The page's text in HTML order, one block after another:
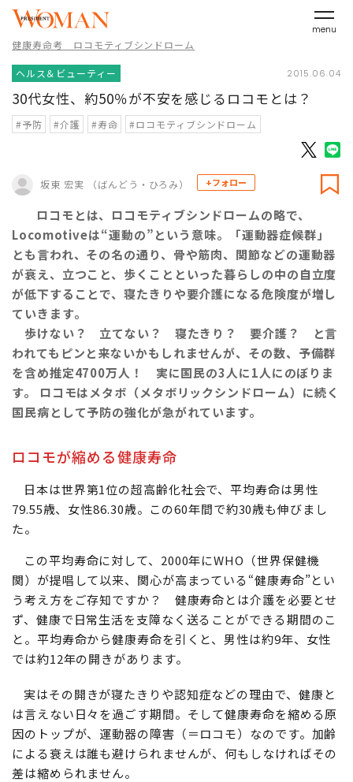
menu
健康寿命考 ロコモティブシンドローム
ヘルス＆ビューティー 2015.06.04
30代女性、約50％が不安を感じるロコモとは？
#予防 #介護 #寿命 #ロコモティブシンドローム
坂東 宏実 （ばんどう・ひろみ） +フォロー
ロコモとは、ロコモティブシンドロームの略で、
Locomotiveは“運動の”という意味。「運動器症候群」
とも言われ、その名の通り、骨や筋肉、関節などの運動器
が衰え、立つこと、歩くことといった暮らしの中の自立度
が低下することで、寝たきりや要介護になる危険度が増し
ていきます。
歩けない？ 立てない？ 寝たきり？ 要介護？ と言
われてもピンと来ないかもしれませんが、その数、予備群
を含め推定4700万人！ 実に国民の3人に1人にのぼりま
す。 ロコモはメタボ（メタボリックシンドローム）に続く
国民病として予防の強化が急がれています。
ロコモが縮める健康寿命
日本は世界第1位の超高齢化社会で、平均寿命は男性
79.55歳、女性86.30歳。この60年間で約30歳も伸びまし
た。
この平均寿命に対して、2000年にWHO（世界保健機
関）が提唱して以来、関心が高まっている“健康寿命”とい
う考え方をご存知ですか？ 健康寿命とは介護を必要とせ
ず、健康で日常生活を支障なく送ることができる期間のこ
と。平均寿命から健康寿命を引くと、男性は約9年、女性
では約12年の開きがあります。
実はその開きが寝たきりや認知症などの理由で、健康と
は言えない日々を過ごす期間。そして健康寿命を縮める原
因のトップが、運動器の障害（＝ロコモ）なのです。加齢
による衰えは誰も避けられませんが、何もしなければその
差は縮められません。